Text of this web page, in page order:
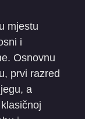
mjestu
i
Osnovnu
prvi razred
a